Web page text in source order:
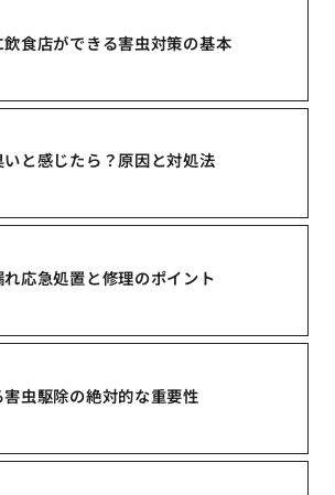
食店ができる害虫対策の基本
と感じたら？原因と対処法
応急処置と修理のポイント
虫駆除の絶対的な重要性